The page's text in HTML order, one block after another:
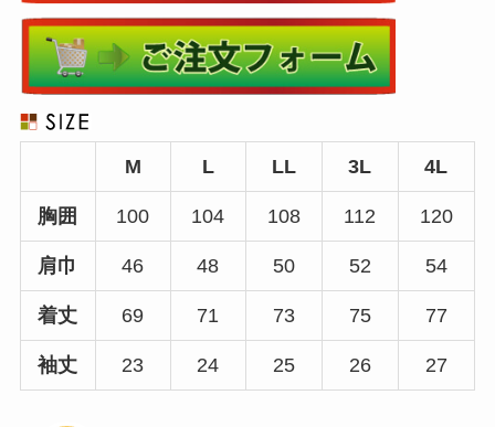
M L LL 3L 4L
胸囲 100 104 108 112 120
肩巾 46 48 50 52 54
着丈 69 71 73 75 77
袖丈 23 24 25 26 27